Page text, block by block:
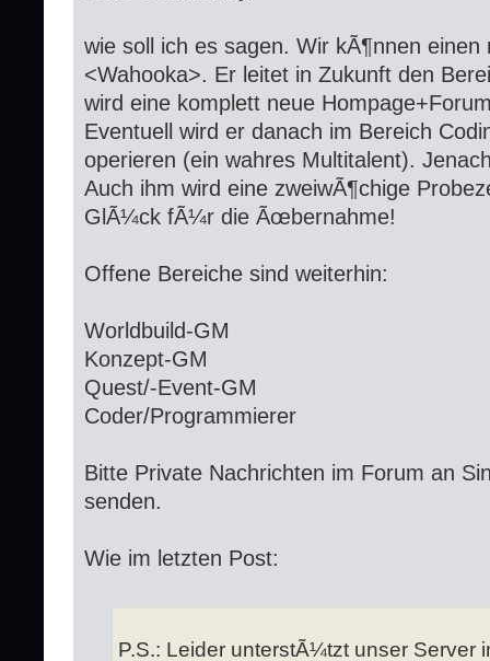
wie soll ich es sagen. Wir kÃ¶nnen
<Wahooka>. Er leitet in Zukunft den
wird eine komplett neue
Eventuell wird er danach im Bereich
operieren (ein wahres Multitalent).
Auch ihm wird eine zweiwÃ¶chige
GlÃ¼ck fÃ¼r die Ãœbernahme!
Offene Bereiche sind weiterhin:
Worldbuild-GM
Konzept-GM
Quest/-Event-GM
Coder/Programmierer
Bitte Private Nachrichten im Forum an
senden.
Wie im letzten Post:
P.S.: Leider unterstÃ¼tzt unser Server